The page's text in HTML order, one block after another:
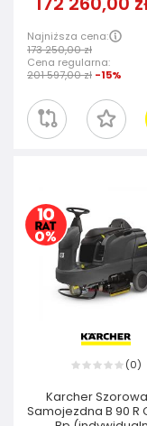
Najniższa cena:
173 250,00 zł
Cena regularna:
201 597,00 zł -15%
(0)
Karcher
Samojezdna B 90 R